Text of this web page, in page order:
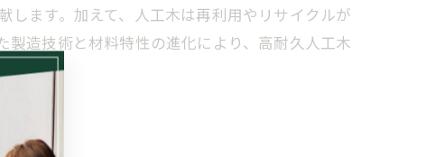
ます。加えて、人工木は再利用やリサイクルが
造技術と材料特性の進化により、高耐久人工木